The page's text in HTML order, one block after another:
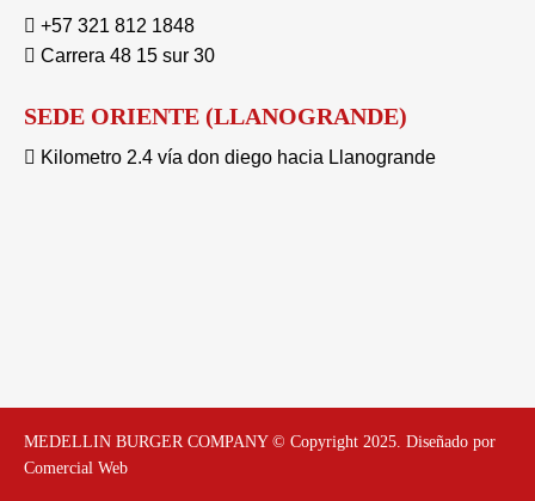
+57 321 812 1848
Carrera 48 15 sur 30
SEDE ORIENTE (LLANOGRANDE)
Kilometro 2.4 vía don diego hacia Llanogrande
MEDELLIN BURGER COMPANY © Copyright 2025. Diseñado por
Comercial Web